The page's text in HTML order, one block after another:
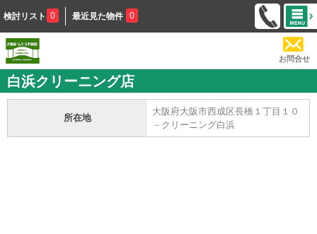
検討リスト 0 最近見た物件 0
お問合せ
白浜クリーニング店
所在地
大阪府大阪市西成区長橋１丁目１０
－クリーニング白浜